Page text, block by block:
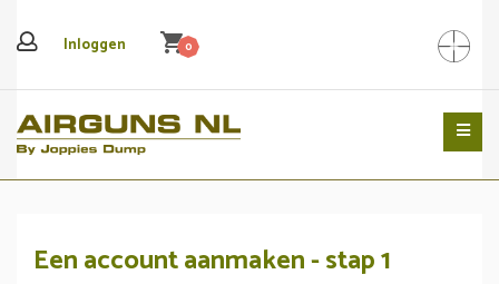
Inloggen shopping_cart0 Search
Een account aanmaken - stap 1